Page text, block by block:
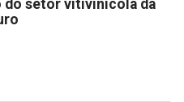
do setor vitivinícola da